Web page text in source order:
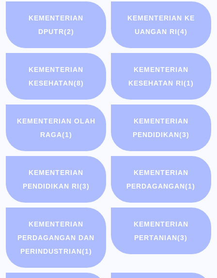
KEMENTERIAN
DPUTR(2)
KEMENTERIAN KE
UANGAN RI(4)
KEMENTERIAN
KESEHATAN(8)
KEMENTERIAN
KESEHATAN RI(1)
KEMENTERIAN OLAH
RAGA(1)
KEMENTERIAN
PENDIDIKAN(3)
KEMENTERIAN
PENDIDIKAN RI(3)
KEMENTERIAN
PERDAGANGAN(1)
KEMENTERIAN
PERDAGANGAN DAN
PERINDUSTRIAN(1)
KEMENTERIAN
PERTANIAN(3)